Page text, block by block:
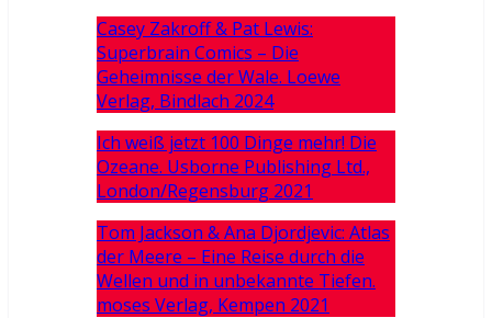
Casey Zakroff & Pat Lewis:
Superbrain Comics – Die
Geheimnisse der Wale. Loewe
Verlag, Bindlach 2024
Ich weiß jetzt 100 Dinge mehr! Die
Ozeane. Usborne Publishing Ltd.,
London/Regensburg 2021
Tom Jackson & Ana Djordjevic: Atlas
der Meere – Eine Reise durch die
Wellen und in unbekannte Tiefen.
moses Verlag, Kempen 2021